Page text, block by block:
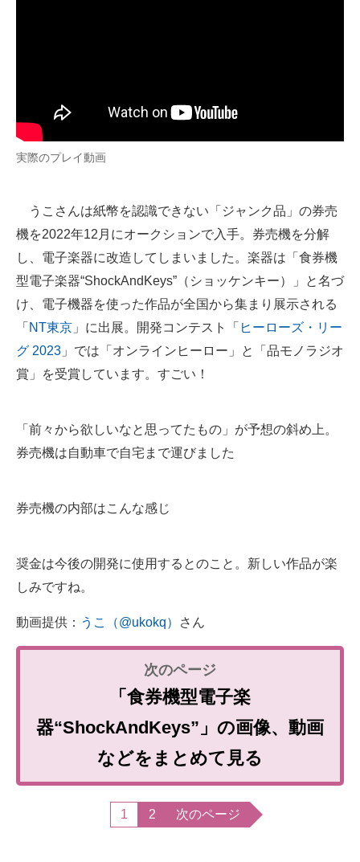
実際のプレイ動画
うこさんは紙幣を認識できない「ジャンク品」の券売
機を2022年12月にオークションで入手。券売機を分解
し、電子楽器に改造してしまいました。楽器は「食券機
型電子楽器“ShockAndKeys”（ショッケンキー）」と名づ
け、電子機器を使った作品が全国から集まり展示される
「 NT東京 」に出展。開発コンテスト「 ヒーローズ・リー
グ 2023 」では「オンラインヒーロー」と「品モノラジオ
賞」を受賞しています。すごい！
「前々から欲しいなと思ってたもの」が予想の斜め上。
券売機は自動車で自宅まで運びました
券売機の内部はこんな感じ
奨金は今後の開発に使用するとのこと。新しい作品が楽
しみですね。
動画提供： うこ（@ukokq） さん
「食券機型電子楽
器“ShockAndKeys”」の画像、動画
などをまとめて見る
1 2 次のページ